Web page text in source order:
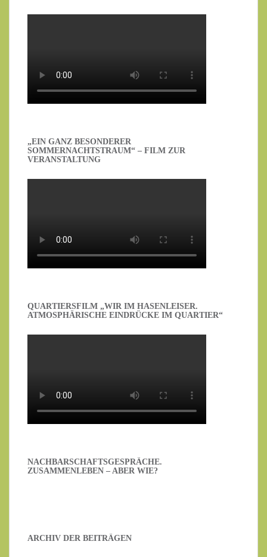
„EIN GANZ BESONDERER
SOMMERNACHTSTRAUM“ – FILM ZUR
VERANSTALTUNG
QUARTIERSFILM „WIR IM HASENLEISER.
ATMOSPHÄRISCHE EINDRÜCKE IM QUARTIER“
NACHBARSCHAFTSGESPRÄCHE.
ZUSAMMENLEBEN – ABER WIE?
ARCHIV DER BEITRÄGEN